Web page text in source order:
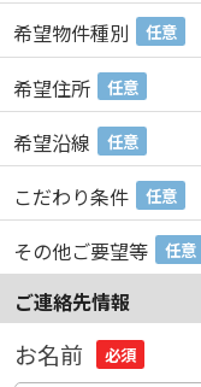
希望物件種別 任意
希望住所 任意
希望沿線 任意
こだわり条件 任意
その他ご要望等 任意
ご連絡先情報
お名前 必須